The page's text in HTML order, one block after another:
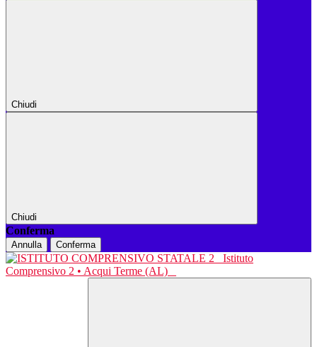
Chiudi
Chiudi
Conferma
Annulla Conferma
Istituto
Comprensivo 2 • Acqui Terme (AL)